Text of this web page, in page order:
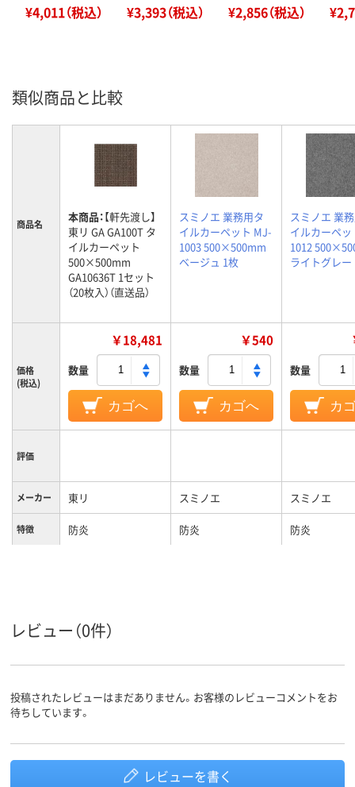
¥4,011（税込） ¥3,393（税込） ¥2,856（税込）
類似商品と比較
商品名 本商品：【軒先渡し】
東リ GA GA100T タ
イルカーペット
500×500mm
GA10636T 1セット
（20枚入）（直送品）
スミノエ 業務用タ
イルカーペット MJ-
1003 500×500mm
ベージュ 1枚
スミノエ 業
イルカーペ
1012
ライトグレー
価格
(税込)
￥18,481
数量
カゴへ
￥540
数量
カゴへ
数量
カ
評価
メーカー 東リ スミノエ スミノエ
特徴 防炎 防炎 防炎
レビュー（0件）
投稿されたレビューはまだありません。お客様のレビューコメントをお
待ちしています。
レビューを書く